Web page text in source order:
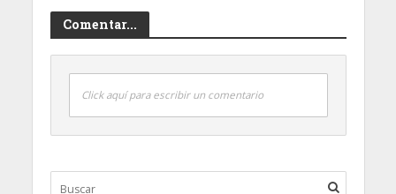
Comentar...
Click aquí para escribir un comentario